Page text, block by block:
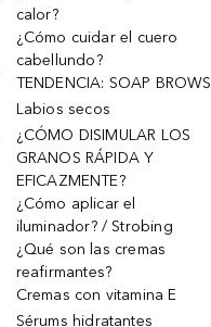
calor?
¿Cómo cuidar el cuero
cabellundo?
TENDENCIA: SOAP BROWS
Labios secos
¿CÓMO DISIMULAR LOS
GRANOS RÁPIDA Y
EFICAZMENTE?
¿Cómo aplicar el
iluminador? / Strobing
¿Qué son las cremas
reafirmantes?
Cremas con vitamina E
Sérums hidratantes